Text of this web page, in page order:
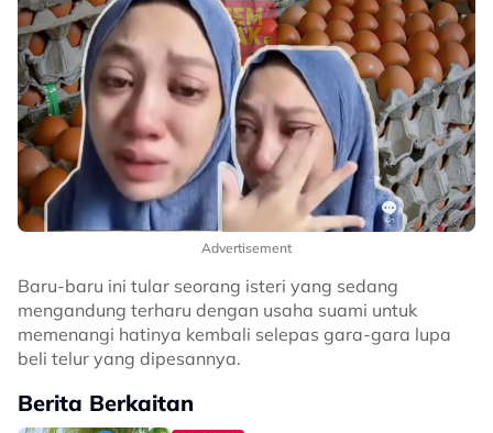
Advertisement
Baru-baru ini tular seorang isteri yang sedang
mengandung terharu dengan usaha suami untuk
memenangi hatinya kembali selepas gara-gara lupa
beli telur yang dipesannya.
Berita Berkaitan